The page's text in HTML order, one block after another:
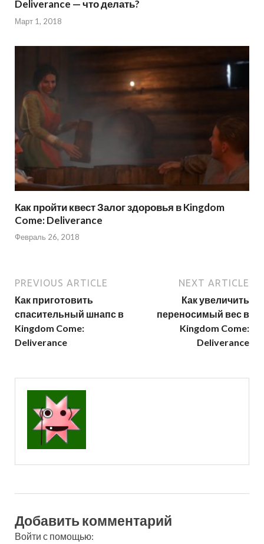
Deliverance — что делать?
Март 1, 2018
Как пройти квест Залог здоровья в Kingdom
Come: Deliverance
Февраль 26, 2018
PREVIOUS ARTICLE
Как приготовить
спасительный шнапс в
Kingdom Come:
Deliverance
NEXT ARTICLE
Как увеличить
переносимый вес в
Kingdom Come:
Deliverance
Добавить комментарий
Войти с помощью: